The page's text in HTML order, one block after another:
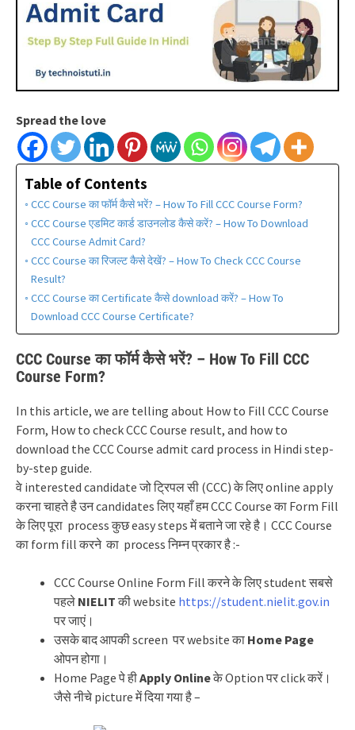
Spread the love
Table of Contents
CCC Course का फॉर्म कैसे भरें? – How To Fill CCC Course Form?
CCC Course एडमिट कार्ड डाउनलोड कैसे करें? – How To Download
CCC Course Admit Card?
CCC Course का रिजल्ट कैसे देखें? – How To Check CCC Course
Result?
CCC Course का Certificate कैसे download करें? – How To
Download CCC Course Certificate?
CCC Course का फॉर्म कैसे भरें? – How To Fill CCC
Course Form?
In this article, we are telling about How to Fill CCC Course
Form, How to check CCC Course result, and how to
download the CCC Course admit card process in Hindi step-
by-step guide.
वे interested candidate जो ट्रिपल सी (CCC) के लिए online apply
करना चाहते है उन candidates लिए यहाँ हम CCC Course का Form Fill
के लिए पूरा process कुछ easy steps में बताने जा रहे है। CCC Course
का form fill करने का process निम्न प्रकार है :-
CCC Course Online Form Fill करने के लिए student सबसे
पहले NIELITकी website https://student.nielit.gov.in
पर जाएं।
उसके बाद आपकी screen पर website का Home Page
ओपन होगा।
Home Page पे हीApply Onlineके Option पर click करें।
जैसे नीचे picture में दिया गया है –